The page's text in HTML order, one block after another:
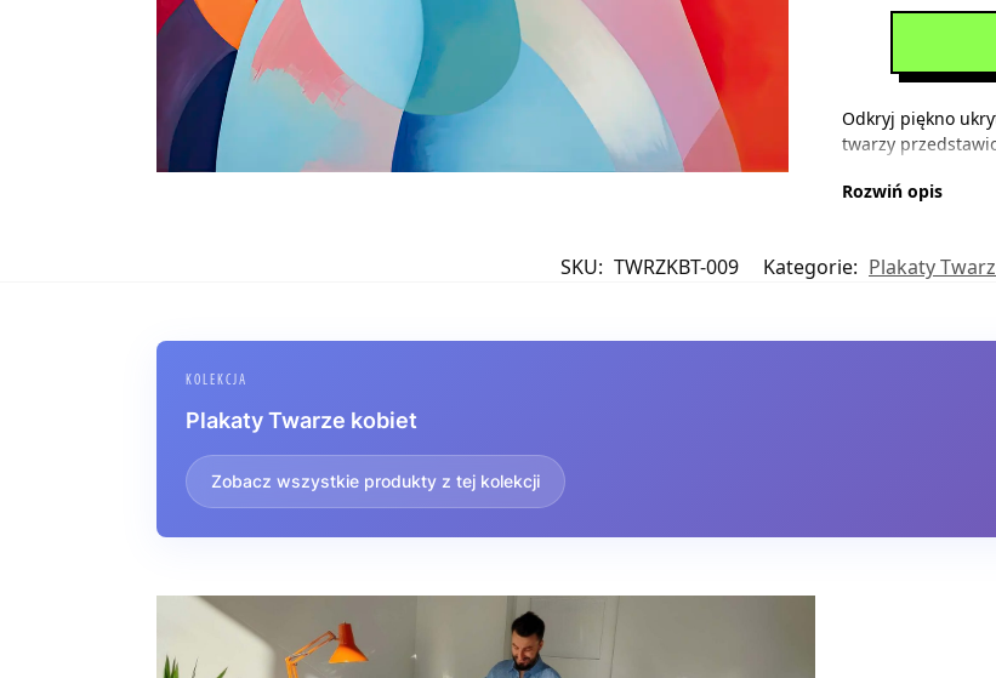
Odkryj piękno
twarzy
Rozwiń opis
SKU: TWRZKBT-009 Kategorie: Plakaty
KOLEKCJA
Plakaty Twarze kobiet
Zobacz wszystkie produkty z tej kolekcji